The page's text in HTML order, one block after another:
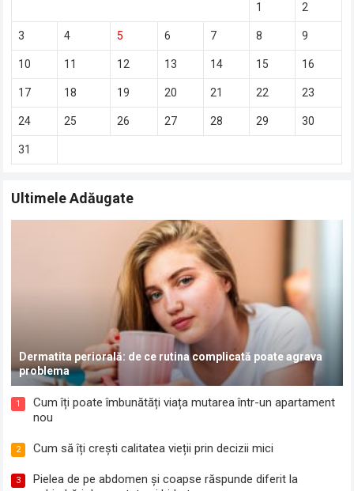
1 2
3 4 5 6 7 8 9
10 11 12 13 14 15 16
17 18 19 20 21 22 23
24 25 26 27 28 29 30
31
Ultimele Adăugate
Dermatita periorală: de ce rutina complicată poate agrava
problema
1
Cum îți poate îmbunătăți viața mutarea într-un apartament
nou
2 Cum să îți crești calitatea vieții prin decizii mici
3
Pielea de pe abdomen și coapse răspunde diferit la